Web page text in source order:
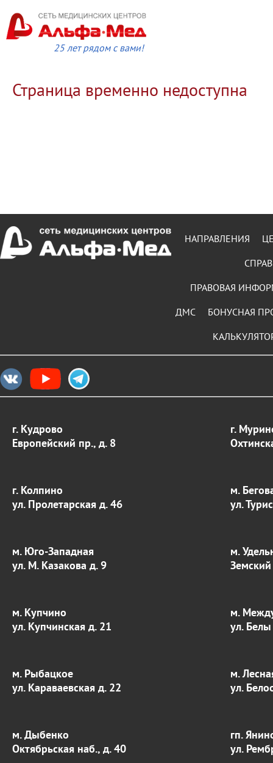
25 лет рядом с вами!
Страница временно недоступна
НАПРАВЛЕНИЯ
ПРАВОВАЯ
БОНУСНАЯ
ДМС
г. Кудрово
Европейский пр., д. 8
г.
г. Колпино
ул. Пролетарская д. 46
м.
ул.
м. Юго-Западная
ул. М. Казакова д. 9
м.
м. Купчино
ул. Купчинская д. 21
м.
ул.
м. Рыбацкое
ул. Караваевская д. 22
м.
ул.
м. Дыбенко
Октябрьская наб., д. 40
гп.
ул.